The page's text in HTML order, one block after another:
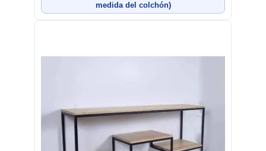
medida del colchón)